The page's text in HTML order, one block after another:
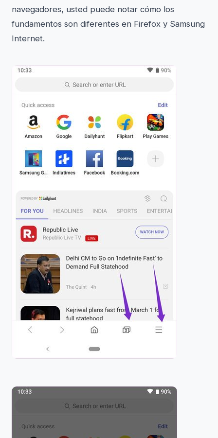
navegadores, usted puede notar cómo los
fundamentos son diferentes en Firefox y Samsung
Internet.